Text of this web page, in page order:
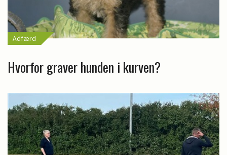
Adfærd
Hvorfor graver hunden i kurven?